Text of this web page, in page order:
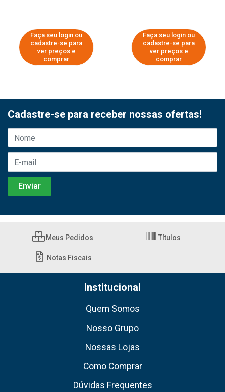
Faça seu login ou
cadastre-se para
ver preços e
comprar
Faça seu login ou
cadastre-se para
ver preços e
comprar
Cadastre-se para receber nossas ofertas!
Meus Pedidos Títulos
Notas Fiscais
Institucional
Quem Somos
Nosso Grupo
Nossas Lojas
Como Comprar
Dúvidas Frequentes